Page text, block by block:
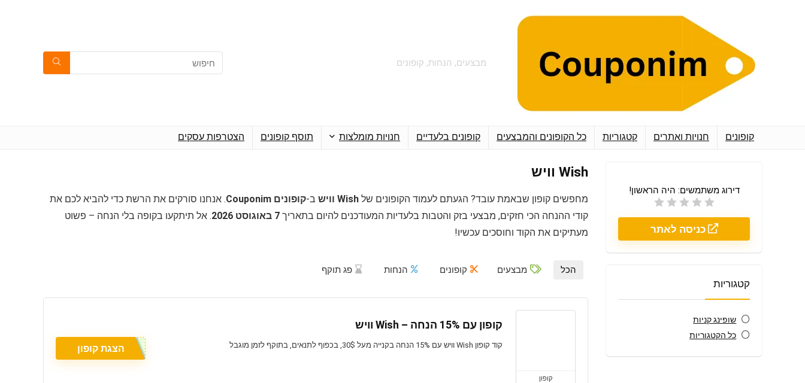
מבצעים, הנחות, קופונים
קופונים חנויות ואתרים קטגוריות כל הקופונים והמבצעים קופונים בלעדיים חנויות מומלצות תוסף קופונים הצטרפות עסקים
Wish וויש
מחפשים קופון שבאמת עובד? הגעתם לעמוד הקופונים של Wish וויש ב-קופונים Couponim
. אנחנו סורקים את הרשת כדי להביא לכם את
קודי ההנחה הכי חזקים, מבצעי בזק והטבות בלעדיות המעודכנים להיום בתאריך 7 באוגוסט 2026
. אל תיתקעו בקופה בלי הנחה – פשוט
מעתיקים את הקוד וחוסכים עכשיו!
דירוג משתמשים: היה הראשון!
כניסה לאתר
קטגוריות
שופינג קניות
כל הקטגוריות
הכל מבצעים קופונים הנחות פג תוקף
קופון
קופון עם 15% הנחה – Wish וויש
קוד קופון Wish וויש עם 15% הנחה בקנייה מעל 30$, בכפוף לתנאים, בתוקף לזמן מוגבל הצגת קופון